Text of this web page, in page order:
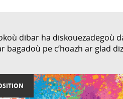
dibar ha diskouezadegoù
bagadoù pe c’hoazh ar glad